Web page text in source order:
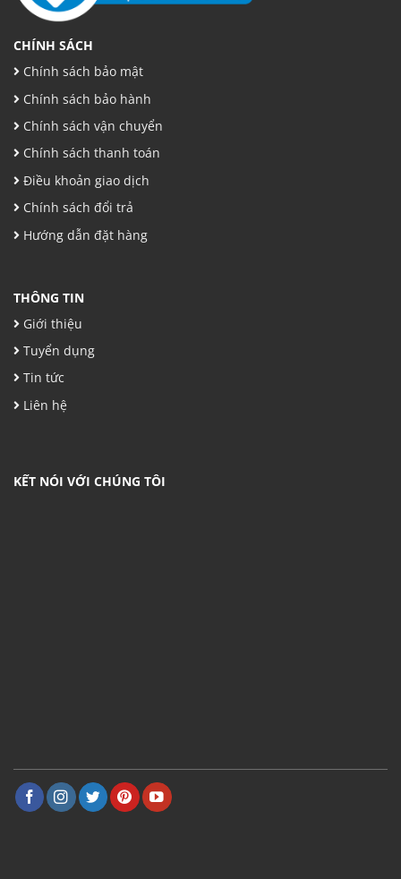
CHÍNH SÁCH
Chính sách bảo mật
Chính sách bảo hành
Chính sách vận chuyển
Chính sách thanh toán
Điều khoản giao dịch
Chính sách đổi trả
Hướng dẫn đặt hàng
THÔNG TIN
Giới thiệu
Tuyển dụng
Tin tức
Liên hệ
KẾT NÓI VỚI CHÚNG TÔI